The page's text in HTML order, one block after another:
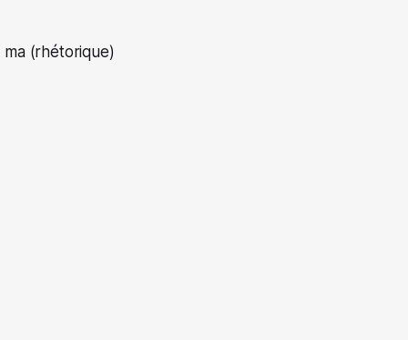
ma (rhétorique)